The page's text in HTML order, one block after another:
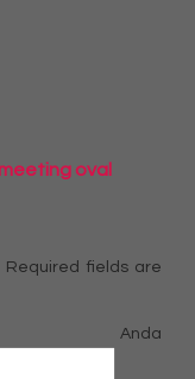
oval
Required fields are